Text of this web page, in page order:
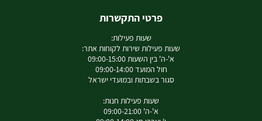
פרטי התקשרות
שעות פעילות:
שעות פעילות שירות לקוחות אתר:
א'-ה' בין השעות 09:00-15:00
חול המועד 09:00-14:00
סגור בשבתות ובמועדי ישראל
שעות פעילות חנות:
א'-ה' 09:00-21:00